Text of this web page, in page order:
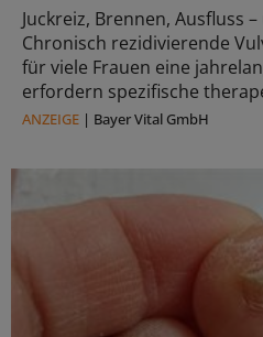
Juckreiz, Brennen, Ausfluss
Chronisch rezidivierende
für viele Frauen eine
erfordern spezifische
ANZEIGE | Bayer Vital GmbH